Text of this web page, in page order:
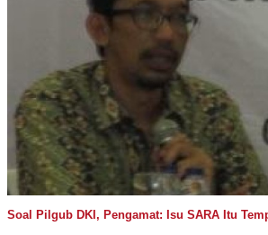
Soal Pilgub DKI, Pengamat: Isu SARA Itu